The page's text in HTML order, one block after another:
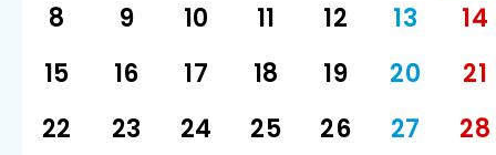
8
9 10 11 12 13
14
15
16 17 18 19 20
21
22
23 24 25 26 27
28